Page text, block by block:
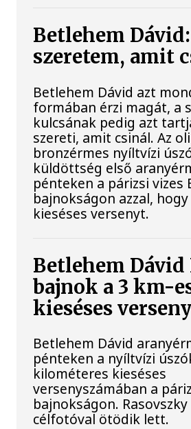
Betlehem Dávid:
szeretem, amit
Betlehem Dávid azt
formában érzi magát, a
kulcsának pedig azt
szereti, amit csinál. Az
bronzérmes nyíltvízi
küldöttség első
pénteken a párizsi vizes
bajnokságon azzal,
kieséses versenyt.
Betlehem Dávid
bajnok a 3 km-
kieséses
Betlehem Dávid
pénteken a nyíltvízi
kilométeres kieséses
versenyszámában a
bajnokságon.
célfotóval ötödik lett.